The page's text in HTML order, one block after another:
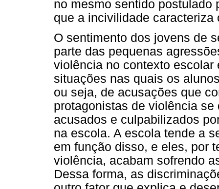
no mesmo sentido postulado
que a incivilidade caracteriza
O sentimento dos jovens de
parte das pequenas
violência no contexto
situações nas quais os
ou seja, de acusações que
protagonistas de violência
acusados e culpabilizados
na escola. A escola tende a
em função disso, e eles, por
violência, acabam sofrendo
Dessa forma, as